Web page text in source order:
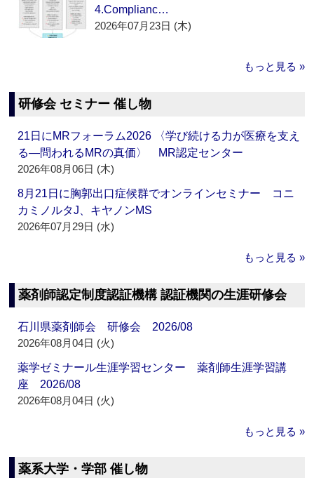
4.Complianc…
2026年07月23日 (木)
もっと見る »
研修会 セミナー 催し物
21日にMRフォーラム2026 〈学び続ける力が医療を支え
る―問われるMRの真価〉 MR認定センター
2026年08月06日 (木)
8月21日に胸郭出口症候群でオンラインセミナー コニ
カミノルタJ、キヤノンMS
2026年07月29日 (水)
もっと見る »
薬剤師認定制度認証機構 認証機関の生涯研修会
石川県薬剤師会 研修会 2026/08
2026年08月04日 (火)
薬学ゼミナール生涯学習センター 薬剤師生涯学習講
座 2026/08
2026年08月04日 (火)
もっと見る »
薬系大学・学部 催し物